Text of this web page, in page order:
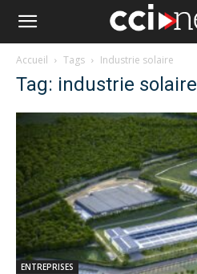
Accueil Tags Industrie solaire
Tag: industrie solaire
ENTREPRISES